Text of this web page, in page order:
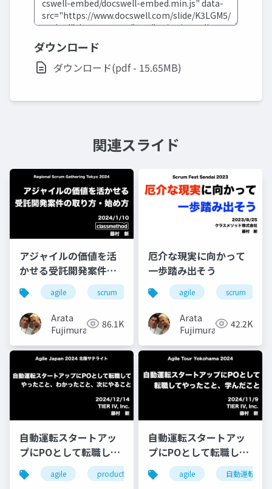
ダウンロード
ダウンロード(pdf - 15.65MB)
関連スライド
アジャイルの価値を活
かせる受託開発案件の
取り方・始め方
agile scrum
Arata
Fujimura
86.1K
厄介な現実に向かって
一歩踏み出そう
agile scrum
Arata
Fujimura
42.2K
自動運転スタートアッ
プにPOとして転職して
やったこと、わかった
こと、次にやること
agile product owner 自動運転
自動運転スタートアッ
プにPOとして転職して
やったこと、学んだこ
と
agile 自動運転